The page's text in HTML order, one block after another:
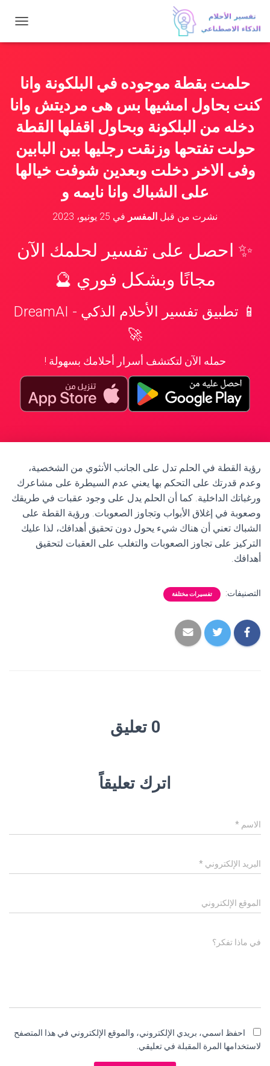
ب
ل
ا
ل
ت
ن
ق
حلمت بقطة موجوده في البلكونة وانا
كنت بحاول امشيها بس هى مرديتش وانا
دخله من البلكونة وبحاول اقفلها القطة
حولت تفتحها وزنقت رجليها بين البابين
وفى الاخر دخلت وبعدين شوفت خيالها
على الشباك وانا نايمه و
نشرت من قبل المفسر في 25 يونيو، 2023
✨ احصل على تفسير لحلمك الآن
مجانًا وبشكل فوري 🔮
📱 تطبيق تفسير الأحلام الذكي - DreamAI
🚀
حمله الآن لتكتشف أسرار أحلامك بسهولة !
رؤية القطة في الحلم تدل على الجانب الأنثوي من الشخصية،
وعدم قدرتك على التحكم بها يعني عدم السيطرة على مشاعرك
ورغباتك الداخلية. كما أن الحلم يدل على وجود عقبات في طريقك
وصعوبة في إغلاق الأبواب وتجاوز الصعوبات. ورؤية القطة على
الشباك تعني أن هناك شيء يحول دون تحقيق أهدافك، لذا عليك
التركيز على تجاوز الصعوبات والتغلب على العقبات لتحقيق
أهدافك.
التصنيفات: تفسيرات مختلفة
0 تعليق
اترك تعليقاً
الاسم *
البريد الإلكتروني *
الموقع الإلكتروني
في ماذا تفكر؟
احفظ اسمي، بريدي الإلكتروني، والموقع الإلكتروني في هذا المتصفح
لاستخدامها المرة المقبلة في تعليقي.